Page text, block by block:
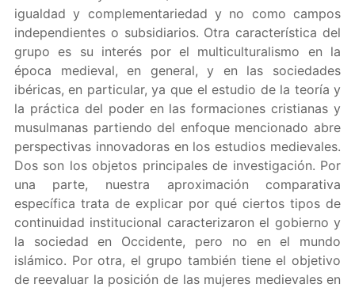
igualdad y complementariedad y no como campos
independientes o subsidiarios. Otra característica del
grupo es su interés por el multiculturalismo en la
época medieval, en general, y en las sociedades
ibéricas, en particular, ya que el estudio de la teoría y
la práctica del poder en las formaciones cristianas y
musulmanas partiendo del enfoque mencionado abre
perspectivas innovadoras en los estudios medievales.
Dos son los objetos principales de investigación. Por
una parte, nuestra aproximación comparativa
específica trata de explicar por qué ciertos tipos de
continuidad institucional caracterizaron el gobierno y
la sociedad en Occidente, pero no en el mundo
islámico. Por otra, el grupo también tiene el objetivo
de reevaluar la posición de las mujeres medievales en